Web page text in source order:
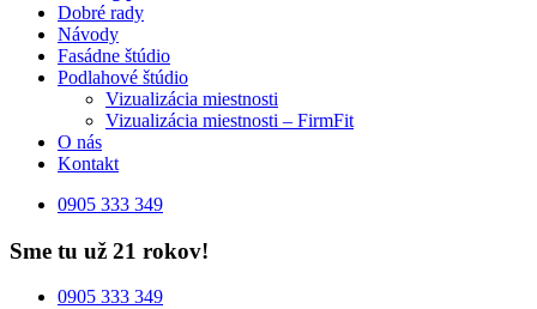
Dobré rady
Návody
Fasádne štúdio
Podlahové štúdio
Vizualizácia miestnosti
Vizualizácia miestnosti – FirmFit
O nás
Kontakt
0905 333 349
Sme tu už 21 rokov!
0905 333 349